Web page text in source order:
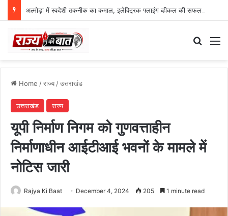
Home /राज्य/उत्तराखंड
उत्तराखंड राज्य
यूपी निर्माण निगम को गुणवत्ताहीन
निर्माणाधीन आईटीआई भवनों के मामले में
नोटिस जारी
Rajya Ki Baat December 4, 2024 205 1 minute read